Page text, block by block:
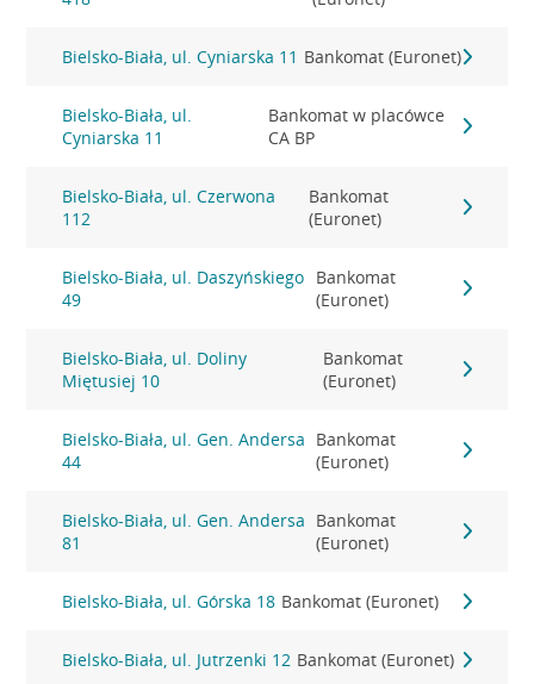
Bielsko-Biała, ul. Cyniarska 11 Bankomat (Euronet)
Bielsko-Biała, ul.
Cyniarska 11
Bankomat w placówce
CA BP
Bielsko-Biała, ul. Czerwona
112
Bankomat
(Euronet)
Bielsko-Biała, ul. Daszyńskiego
49
Bankomat
(Euronet)
Bielsko-Biała, ul. Doliny
Miętusiej 10
Bankomat
(Euronet)
Bielsko-Biała, ul. Gen. Andersa
44
Bankomat
(Euronet)
Bielsko-Biała, ul. Gen. Andersa
81
Bankomat
(Euronet)
Bielsko-Biała, ul. Górska 18 Bankomat (Euronet)
Bielsko-Biała, ul. Jutrzenki 12 Bankomat (Euronet)